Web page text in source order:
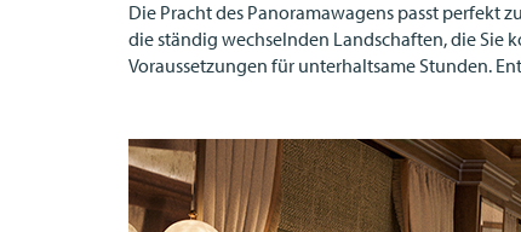
Die Pracht des Panoramawagens passt perfekt
die ständig wechselnden Landschaften, die Sie
Voraussetzungen für unterhaltsame Stunden.